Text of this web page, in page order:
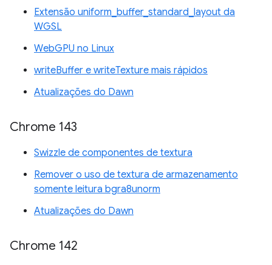
Extensão uniform_buffer_standard_layout da
WGSL
WebGPU no Linux
writeBuffer e writeTexture mais rápidos
Atualizações do Dawn
Chrome 143
Swizzle de componentes de textura
Remover o uso de textura de armazenamento
somente leitura bgra8unorm
Atualizações do Dawn
Chrome 142